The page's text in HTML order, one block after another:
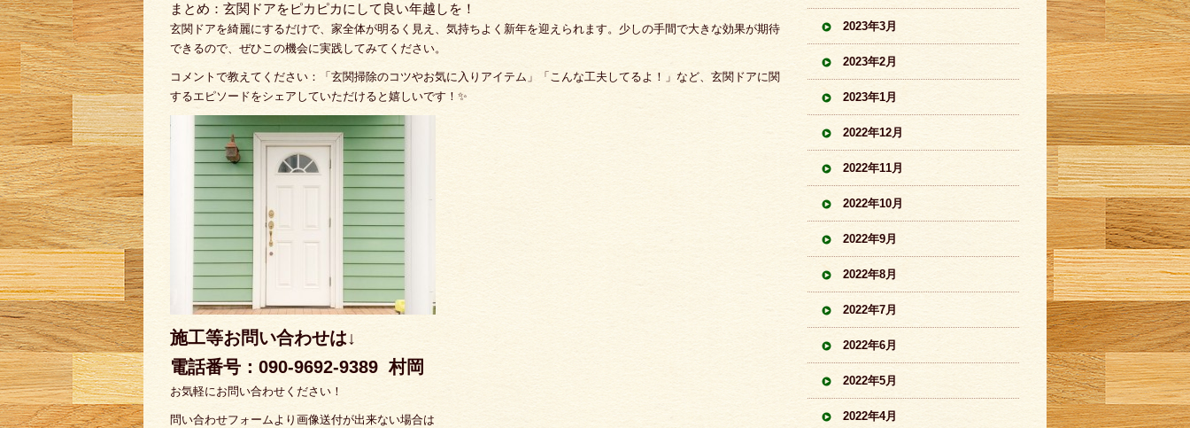
まとめ：玄関ドアをピカピカにして良い年越しを！
玄関ドアを綺麗にするだけで、家全体が明るく見え、気持ちよく新年を迎えられます。少しの手間で大きな効果が期待
できるので、ぜひこの機会に実践してみてください。
コメントで教えてください：「玄関掃除のコツやお気に入りアイテム」「こんな工夫してるよ！」など、玄関ドアに関
するエピソードをシェアしていただけると嬉しいです！✨
施工等お問い合わせは↓
電話番号：090-9692-9389 村岡
お気軽にお問い合わせください！
問い合わせフォームより画像送付が出来ない場合は
2023年3月
2023年2月
2023年1月
2022年12月
2022年11月
2022年10月
2022年9月
2022年8月
2022年7月
2022年6月
2022年5月
2022年4月